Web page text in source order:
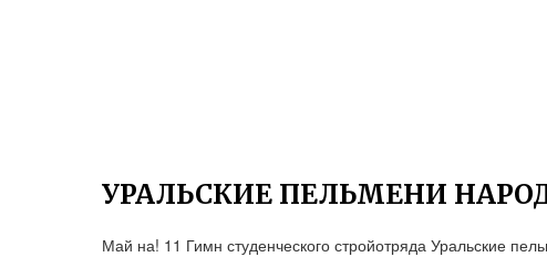
УРАЛЬСКИЕ ПЕЛЬМЕНИ
Май на! 11 Гимн студенческого стройотряда Уральские